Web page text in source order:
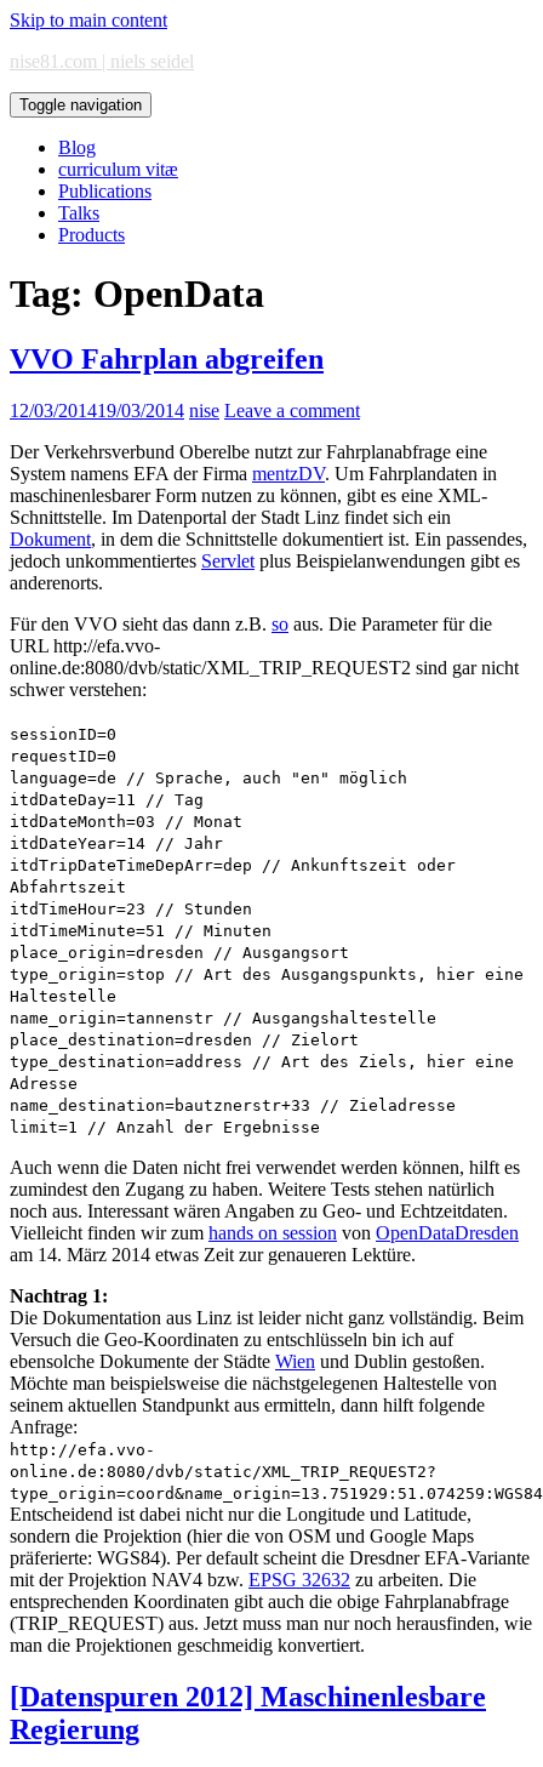
Skip to main content
nise81.com | niels seidel
Toggle navigation
Blog
curriculum vitæ
Publications
Talks
Products
Tag: OpenData
VVO Fahrplan abgreifen
12/03/201419/03/2014 nise Leave a comment
Der Verkehrsverbund Oberelbe nutzt zur Fahrplanabfrage eine
System namens EFA der Firma mentzDV. Um Fahrplandaten in
maschinenlesbarer Form nutzen zu können, gibt es eine XML-
Schnittstelle. Im Datenportal der Stadt Linz findet sich ein
Dokument, in dem die Schnittstelle dokumentiert ist. Ein passendes,
jedoch unkommentiertes Servlet plus Beispielanwendungen gibt es
anderenorts.
Für den VVO sieht das dann z.B. so aus. Die Parameter für die
URL http://efa.vvo-
online.de:8080/dvb/static/XML_TRIP_REQUEST2 sind gar nicht
schwer verstehen:
sessionID=0
requestID=0
language=de // Sprache, auch "en" möglich
itdDateDay=11 // Tag
itdDateMonth=03 // Monat
itdDateYear=14 // Jahr
itdTripDateTimeDepArr=dep // Ankunftszeit oder
Abfahrtszeit
itdTimeHour=23 // Stunden
itdTimeMinute=51 // Minuten
place_origin=dresden // Ausgangsort
type_origin=stop // Art des Ausgangspunkts, hier eine
Haltestelle
name_origin=tannenstr // Ausgangshaltestelle
place_destination=dresden // Zielort
type_destination=address // Art des Ziels, hier eine
Adresse
name_destination=bautznerstr+33 // Zieladresse
limit=1 // Anzahl der Ergebnisse
Auch wenn die Daten nicht frei verwendet werden können, hilft es
zumindest den Zugang zu haben. Weitere Tests stehen natürlich
noch aus. Interessant wären Angaben zu Geo- und Echtzeitdaten.
Vielleicht finden wir zum hands on session von OpenDataDresden
am 14. März 2014 etwas Zeit zur genaueren Lektüre.
Nachtrag 1:
Die Dokumentation aus Linz ist leider nicht ganz vollständig. Beim
Versuch die Geo-Koordinaten zu entschlüsseln bin ich auf
ebensolche Dokumente der Städte Wien und Dublin gestoßen.
Möchte man beispielsweise die nächstgelegenen Haltestelle von
seinem aktuellen Standpunkt aus ermitteln, dann hilft folgende
Anfrage:
http://efa.vvo-
online.de:8080/dvb/static/XML_TRIP_REQUEST2?
type_origin=coord&name_origin=13.751929:51.074259:WGS84
Entscheidend ist dabei nicht nur die Longitude und Latitude,
sondern die Projektion (hier die von OSM und Google Maps
präferierte: WGS84). Per default scheint die Dresdner EFA-Variante
mit der Projektion NAV4 bzw. EPSG 32632 zu arbeiten. Die
entsprechenden Koordinaten gibt auch die obige Fahrplanabfrage
(TRIP_REQUEST) aus. Jetzt muss man nur noch herausfinden, wie
man die Projektionen geschmeidig konvertiert.
[Datenspuren 2012] Maschinenlesbare
Regierung